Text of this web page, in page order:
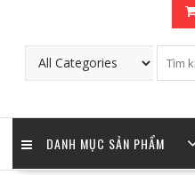
DANH MỤC SẢN PHẨM